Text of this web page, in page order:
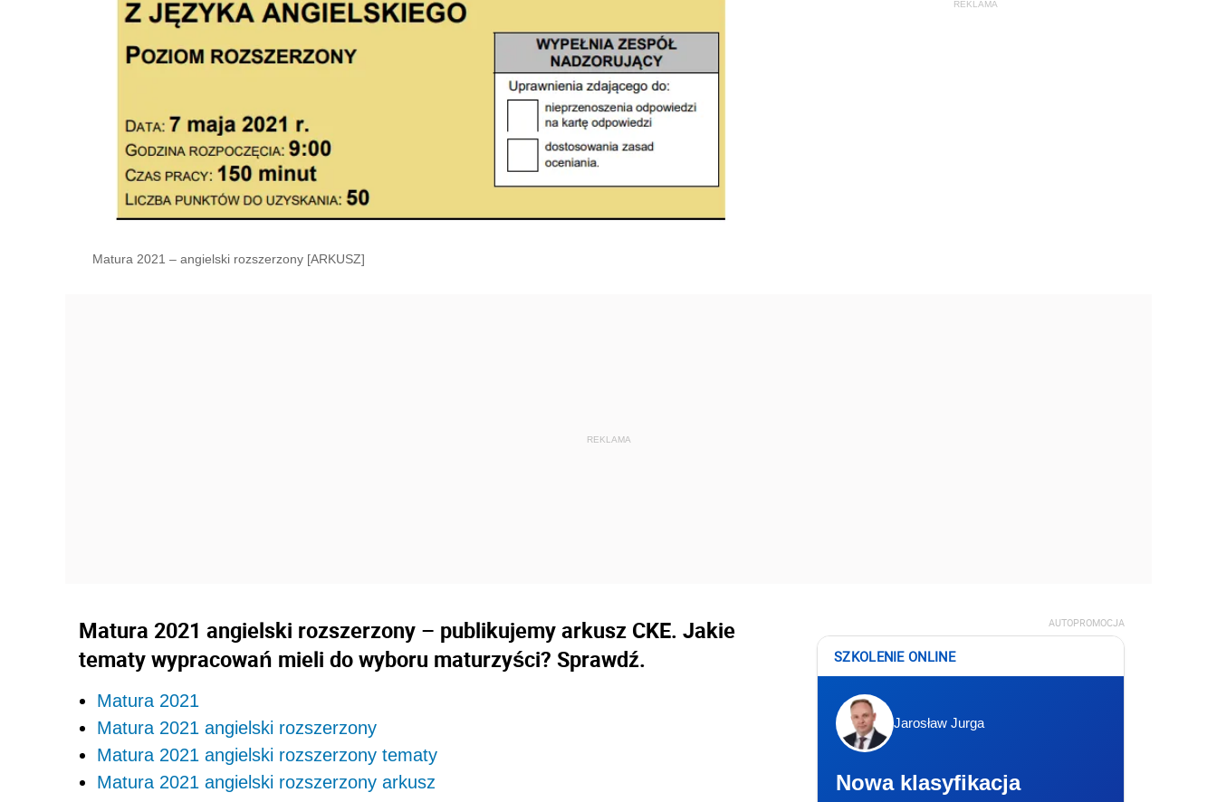
Matura 2021 – angielski rozszerzony [ARKUSZ]
Matura 2021 angielski rozszerzony – publikujemy arkusz CKE. Jakie
tematy wypracowań mieli do wyboru maturzyści? Sprawdź.
Matura 2021
Matura 2021 angielski rozszerzony
Matura 2021 angielski rozszerzony tematy
Matura 2021 angielski rozszerzony arkusz
AUTOPROMOCJA
SZKOLENIE ONLINE
Jarosław Jurga
Nowa klasyfikacja